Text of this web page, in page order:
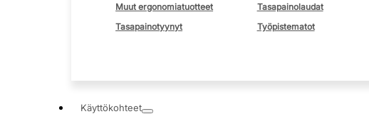
Muut ergonomiatuotteet
Tasapainolaudat
Tasapainotyynyt
Työpistematot
Käyttökohteet